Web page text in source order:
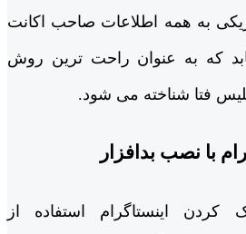
به همه اطلاعات صاحب اکانت
که به عنوان راحت ترین روش
فتا شناخته می شود.
اینستاگرام استفاده از